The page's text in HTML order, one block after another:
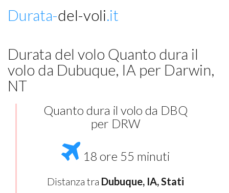
Durata-del-voli.it
Durata del volo Quanto dura il
volo da Dubuque, IA per Darwin,
NT
Quanto dura il volo da DBQ
per DRW
18 ore 55 minuti
Distanza tra Dubuque, IA, Stati